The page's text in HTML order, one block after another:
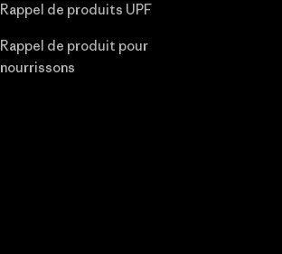
Rappel de produits UPF
Rappel de produit pour
nourrissons